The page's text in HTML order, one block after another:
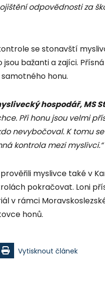
odpovědnosti za
se stonavští
jsou bažanti a zajíci.
honu.
hospodář, MS
Při honu jsou velmi
nevybočoval. K tomu
kontrola mezi myslivci.“
myslivce také v
pokračovat. Loni
v rámci
honů.
Vytisknout článek